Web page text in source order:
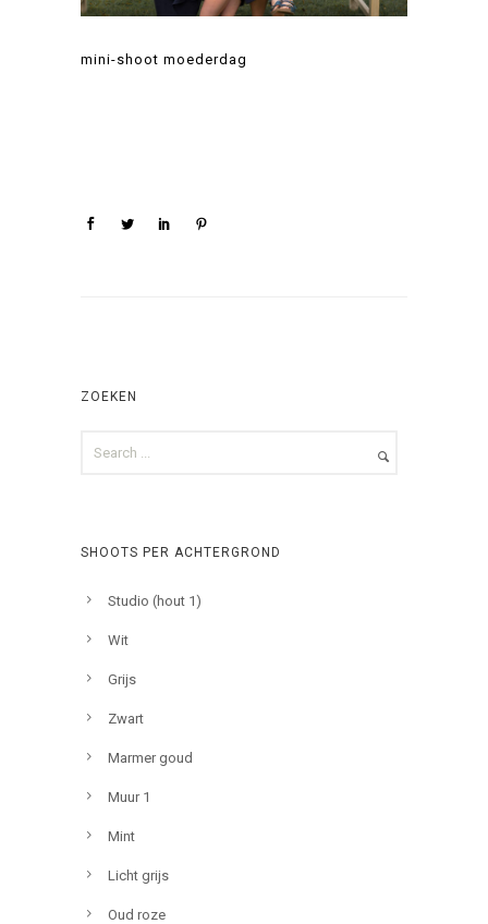
mini-shoot moederdag
ZOEKEN
SHOOTS PER ACHTERGROND
Studio (hout 1)
Wit
Grijs
Zwart
Marmer goud
Muur 1
Mint
Licht grijs
Oud roze